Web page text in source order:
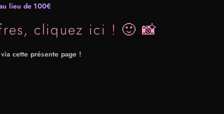
lieu de 100€
cliquez ici ! 🙂 📸
cette présente page !